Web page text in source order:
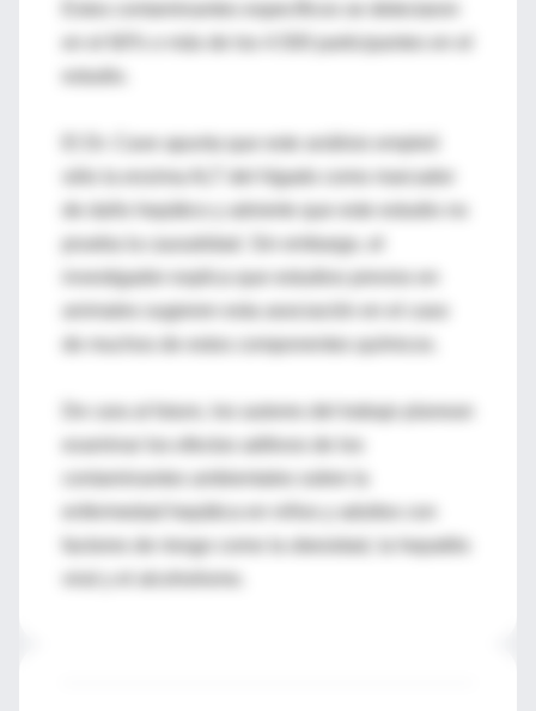
El Dr. Cave apunta que este análisis empleó
sólo la enzima ALT del hígado como marcador
prueba la causalidad. Sin embargo, el
investigador explica que estudios previos en
animales sugieren esta asociación en el caso
de muchos de estos componentes químicos.
factores de riesgo como la obesidad, la hepatitis